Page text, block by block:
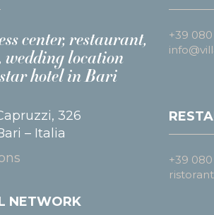
center, restaurant,
wedding location
hotel in Bari
326
– Italia
NETWORK
+39
+39